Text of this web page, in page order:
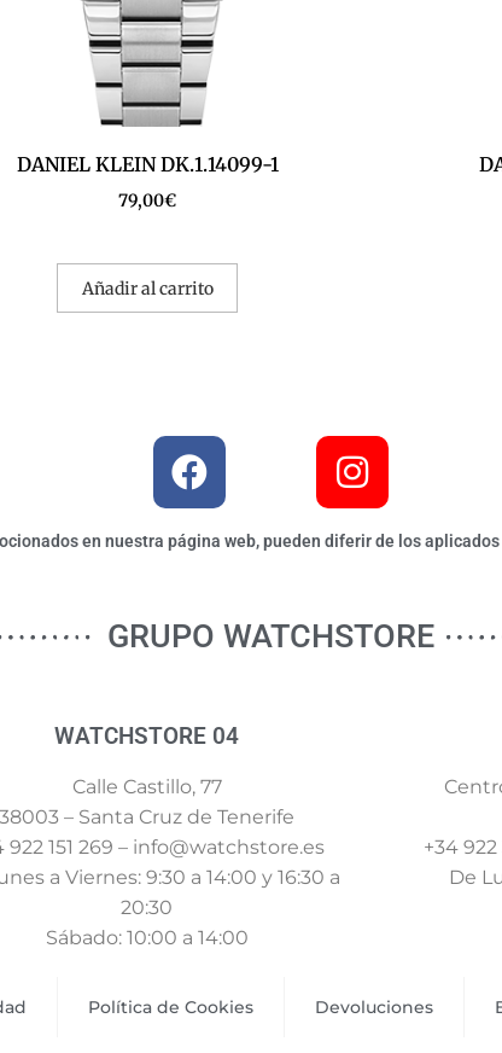
DANIEL KLEIN DK.1.14099-1
79,00€
Añadir al carrito
en nuestra página web, pueden diferir de los
GRUPO WATCHSTORE
WATCHSTORE 04
Calle Castillo, 77
38003 – Santa Cruz de Tenerife
922 151 269 – info@watchstore.es
a Viernes: 9:30 a 14:00 y 16:30 a
20:30
Sábado: 10:00 a 14:00
+34
De
Política de Cookies Devoluciones